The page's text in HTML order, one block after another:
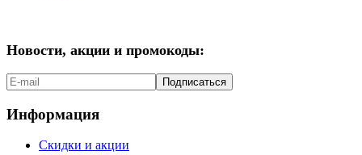
Новости, акции и промокоды:
Подписаться
Информация
Скидки и акции